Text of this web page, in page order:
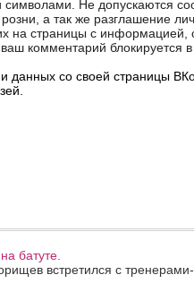
батуте.
встретился с тренерами-